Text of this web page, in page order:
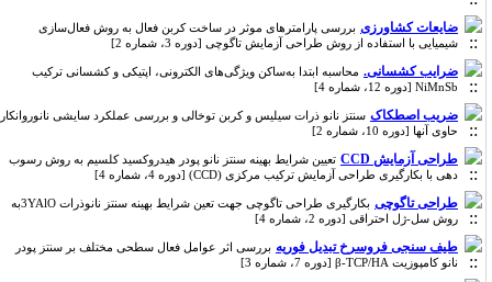
ضایعات کشاورزی بررسی پارامترهای موثر در ساخت کربن فعال به روش فعال‌سازی
شیمیایی با استفاده از روش طراحی آزمایش تاگوچی [دوره 3، شماره 2]
ضرایب کشسانی. محاسبه ابتدا به‌ساکن ویژگی‌های الکترونی، اپتیکی و کشسانی ترکیب
NiMnSb [دوره 12، شماره 4]
ضریب اصطکاک سنتز نانو ذرات سیلیس و کربن توخالی و بررسی عملکرد سایشی نانوروانکار
حاوی آنها [دوره 10، شماره 2]
طراحی آزمایش CCD
تعیین شرایط بهینه سنتز نانو پودر هیدروکسید کلسیم به روش رسوب
دهی با ‌بکارگیری طراحی آزمایش ترکیب مرکزی (CCD) [دوره 4، شماره 4]
طراحی تاگوچی
بکارگیری طراحی تاگوچی جهت تعین شرایط بهینه سنتز نانوذرات 3YAlOبه
روش سل-ژل احتراقی [دوره 2، شماره 4]
طیف سنجی فروسرخ تبدیل فوریه بررسی اثر عوامل فعال سطحی مختلف بر سنتز پودر
نانو کامپوزیت β-TCP/HA [دوره 7، شماره 3]